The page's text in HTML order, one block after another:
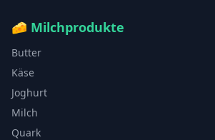
🧀 Milchprodukte
Butter
Käse
Joghurt
Milch
Quark